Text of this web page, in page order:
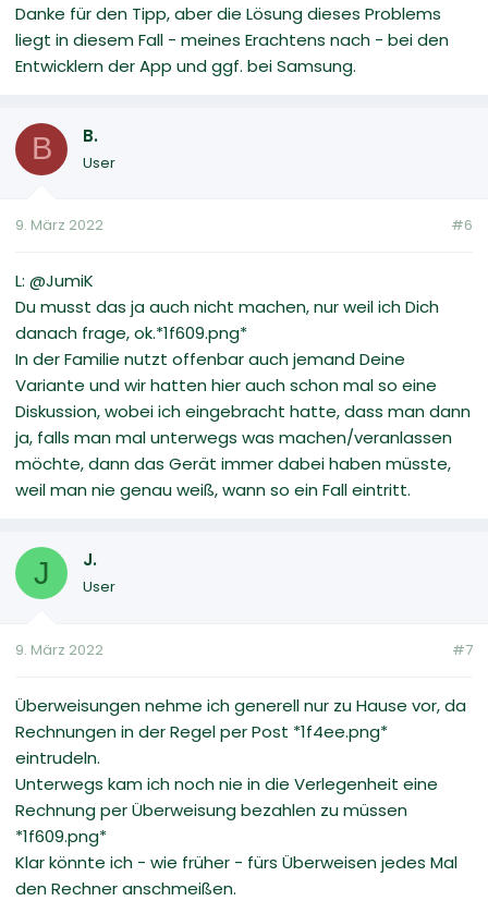
Danke für den Tipp, aber die Lösung dieses Problems
liegt in diesem Fall - meines Erachtens nach - bei den
Entwicklern der App und ggf. bei Samsung.
B B.
User
9. März 2022 #6
L: @JumiK
Du musst das ja auch nicht machen, nur weil ich Dich
danach frage, ok.*1f609.png*
In der Familie nutzt offenbar auch jemand Deine
Variante und wir hatten hier auch schon mal so eine
Diskussion, wobei ich eingebracht hatte, dass man dann
ja, falls man mal unterwegs was machen/veranlassen
möchte, dann das Gerät immer dabei haben müsste,
weil man nie genau weiß, wann so ein Fall eintritt.
J J.
User
9. März 2022 #7
Überweisungen nehme ich generell nur zu Hause vor, da
Rechnungen in der Regel per Post *1f4ee.png*
eintrudeln.
Unterwegs kam ich noch nie in die Verlegenheit eine
Rechnung per Überweisung bezahlen zu müssen
*1f609.png*
Klar könnte ich - wie früher - fürs Überweisen jedes Mal
den Rechner anschmeißen.